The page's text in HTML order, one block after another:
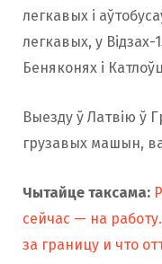
легкавых і
легкавых, у Відзах-
Беняконях і
Выезду ў Латвію ў
грузавых машын,
Чытайце таксама:
сейчас — на
за границу и что